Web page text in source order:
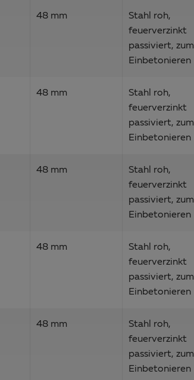
48 mm
Stahl roh,
feuerverzinkt
passiviert, zum
Einbetonieren
48 mm
Stahl roh,
feuerverzinkt
passiviert, zum
Einbetonieren
48 mm
Stahl roh,
feuerverzinkt
passiviert, zum
Einbetonieren
48 mm
Stahl roh,
feuerverzinkt
passiviert, zum
Einbetonieren
48 mm
Stahl roh,
feuerverzinkt
passiviert, zum
Einbetonieren